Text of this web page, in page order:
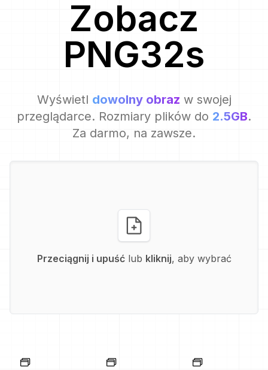
Zobacz
PNG32s
Wyświetl dowolny obraz w swojej
przeglądarce. Rozmiary plików do 2.5GB.
Za darmo, na zawsze.
Przeciągnij i upuść lub kliknij, aby wybrać